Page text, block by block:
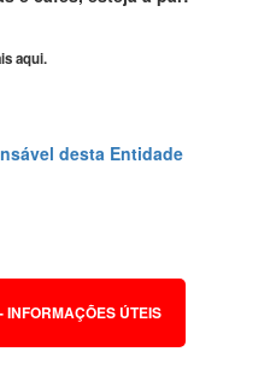
aqui.
desta Entidade
INFORMAÇÕES ÚTEIS